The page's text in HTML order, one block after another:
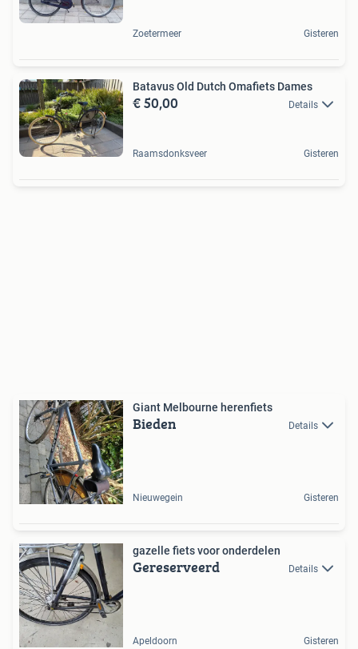
Zoetermeer Gisteren
Batavus Old Dutch Omafiets Dames
€ 50,00 Details
Raamsdonksveer Gisteren
Giant Melbourne herenfiets
Bieden Details
Nieuwegein Gisteren
gazelle fiets voor onderdelen
Gereserveerd Details
Apeldoorn Gisteren